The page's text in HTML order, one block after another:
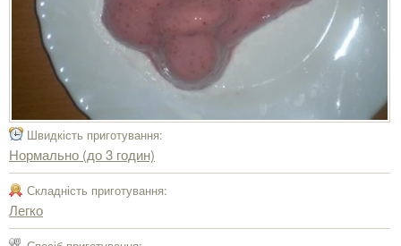
Швидкість приготування:
Нормально (до 3 годин)
Складність приготування:
Легко